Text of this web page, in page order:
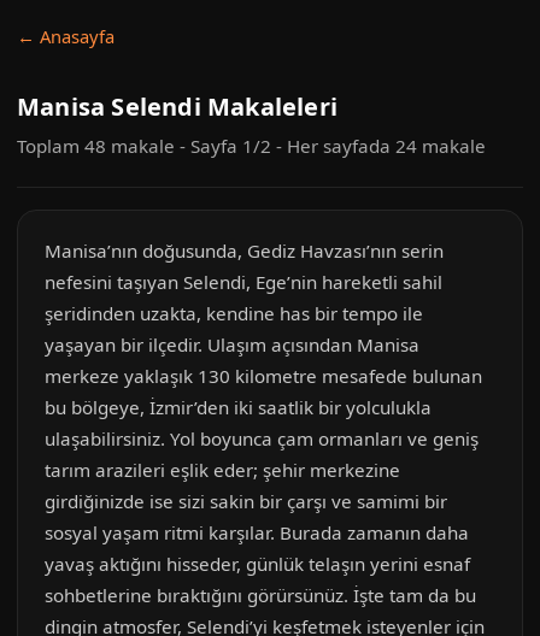
← Anasayfa
Manisa Selendi Makaleleri
Toplam 48 makale - Sayfa 1/2 - Her sayfada 24 makale
Manisa’nın doğusunda, Gediz Havzası’nın serin
nefesini taşıyan Selendi, Ege’nin hareketli sahil
şeridinden uzakta, kendine has bir tempo ile
yaşayan bir ilçedir. Ulaşım açısından Manisa
merkeze yaklaşık 130 kilometre mesafede bulunan
bu bölgeye, İzmir’den iki saatlik bir yolculukla
ulaşabilirsiniz. Yol boyunca çam ormanları ve geniş
tarım arazileri eşlik eder; şehir merkezine
girdiğinizde ise sizi sakin bir çarşı ve samimi bir
sosyal yaşam ritmi karşılar. Burada zamanın daha
yavaş aktığını hisseder, günlük telaşın yerini esnaf
sohbetlerine bıraktığını görürsünüz. İşte tam da bu
dingin atmosfer, Selendi’yi keşfetmek isteyenler için